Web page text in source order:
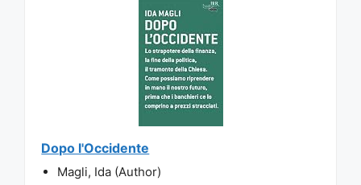
Dopo l'Occidente
Magli, Ida (Author)